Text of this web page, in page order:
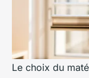
Le choix du